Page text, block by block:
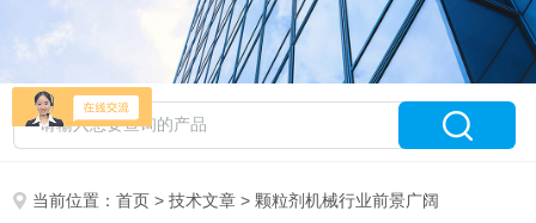
当前位置：首页 >技术文章 > 颗粒剂机械行业前景广阔